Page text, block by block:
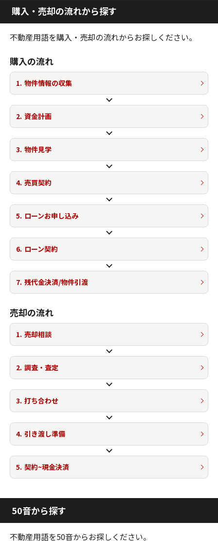
購入・売却の流れから探す
不動産用語を購入・売却の流れからお探しください。
購入の流れ
1. 物件情報の収集
2. 資金計画
3. 物件見学
4. 売買契約
5. ローンお申し込み
6. ローン契約
7. 残代金決済/物件引渡
売却の流れ
1. 売却相談
2. 調査・査定
3. 打ち合わせ
4. 引き渡し準備
5. 契約~現金決済
50音から探す
不動産用語を50音からお探しください。